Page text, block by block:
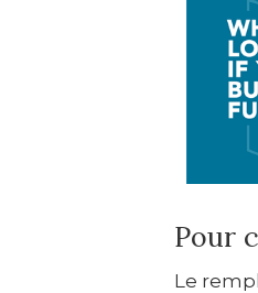
Pour
Le